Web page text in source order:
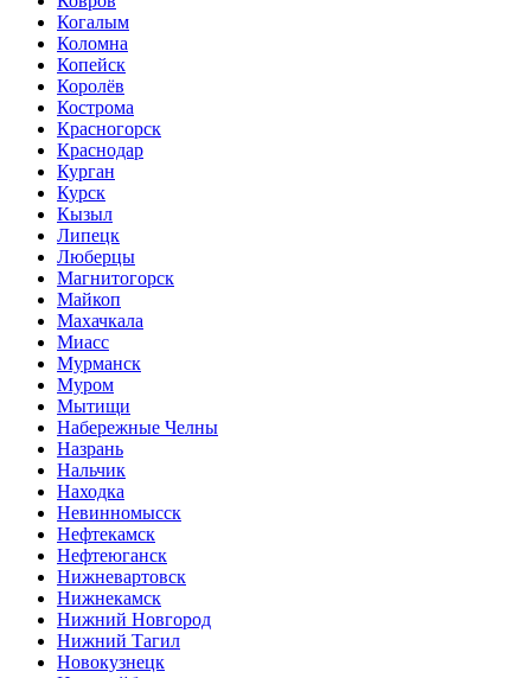
Когалым
Коломна
Копейск
Королёв
Кострома
Красногорск
Краснодар
Курган
Курск
Кызыл
Липецк
Люберцы
Магнитогорск
Майкоп
Махачкала
Миасс
Мурманск
Муром
Мытищи
Набережные Челны
Назрань
Нальчик
Находка
Невинномысск
Нефтекамск
Нефтеюганск
Нижневартовск
Нижнекамск
Нижний Новгород
Нижний Тагил
Новокузнецк